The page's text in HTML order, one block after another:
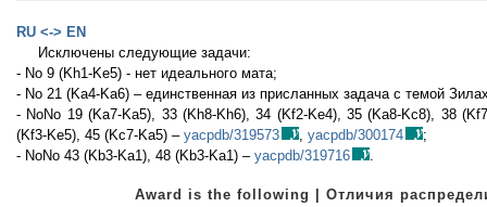
RU <-> EN
Исключены следующие задачи:
- No 9 (Kh1-Ke5) - нет идеального мата;
- No 21 (Ka4-Ka6) – единственная из присланных задача с темой
- NoNo 19 (Ka7-Ka5), 33 (Kh8-Kh6), 34 (Kf2-Ke4), 35 (Ka8-Kc8), 38
(Kf3-Ke5), 45 (Kc7-Ka5) – yacpdb/319573 yacpdb/300174
;
- NoNo 43 (Kb3-Ka1), 48 (Kb3-Ka1) – yacpdb/319716
Award is the following | Отличия